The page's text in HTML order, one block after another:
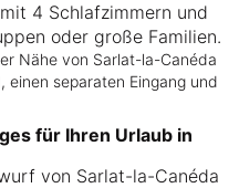
4 Schlafzimmern und
oder große Familien.
Nähe von Sarlat-la-Canéda
separaten Eingang und
für Ihren Urlaub in
von Sarlat-la-Canéda